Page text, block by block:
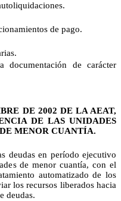
de pago.
documentación de carácter
DE 2002 DE LA AEAT,
DE LAS UNIDADES
MENOR CUANTÍA.
deudas en período ejecutivo
de menor cuantía, con el
automatizado de los
los recursos liberados hacia
deudas.